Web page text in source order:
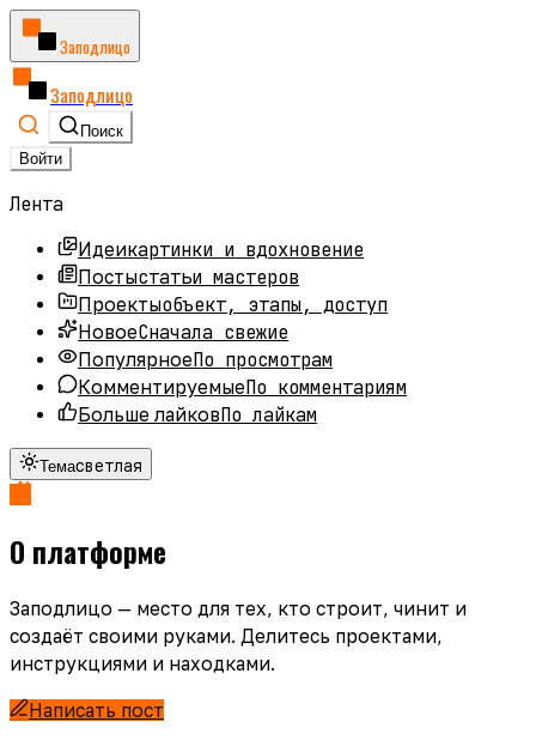
Заподлицо
Заподлицо
Поиск
Войти
Лента
Идеикартинки и вдохновение
Постыстатьи мастеров
Проектыобъект, этапы, доступ
НовоеСначала свежие
ПопулярноеПо просмотрам
КомментируемыеПо комментариям
Больше лайковПо лайкам
Темасветлая
О платформе
Заподлицо — место для тех, кто строит, чинит и
создаёт своими руками. Делитесь проектами,
инструкциями и находками.
Написать пост